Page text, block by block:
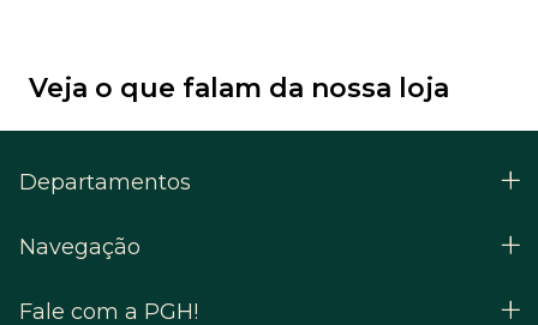
Veja o que falam da nossa loja
Departamentos
Navegação
Fale com a PGH!